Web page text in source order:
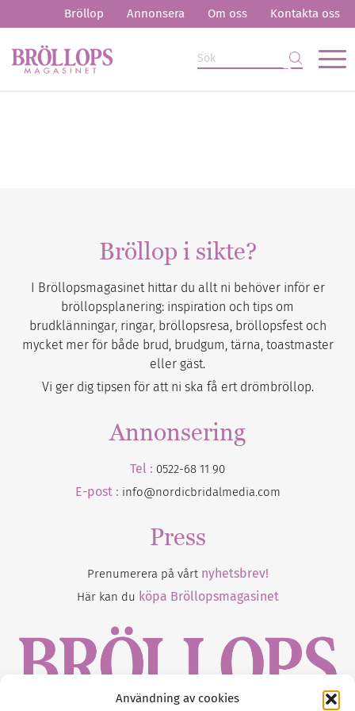
Användning av cookies
Bröllop Annonsera Om oss Kontakta oss
Bröllop i sikte?
I Bröllopsmagasinet hittar du allt ni behöver inför er
bröllopsplanering: inspiration och tips om
brudklänningar, ringar, bröllopsresa, bröllopsfest och
mycket mer för både brud, brudgum, tärna, toastmaster
eller gäst.
Vi ger dig tipsen för att ni ska få ert drömbröllop.
Annonsering
Tel : 0522-68 11 90
E-post : info@nordicbridalmedia.com
Press
Prenumerera på vårt nyhetsbrev!
Här kan du köpa Bröllopsmagasinet